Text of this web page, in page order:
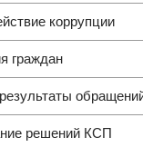
коррупции
граждан
решений КСП